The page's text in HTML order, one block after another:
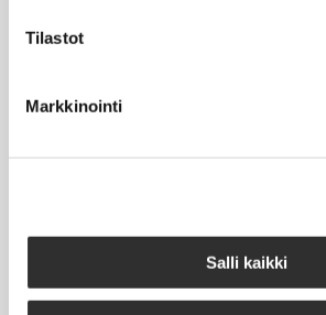
Tilastot
Markkinointi
Salli kaikki